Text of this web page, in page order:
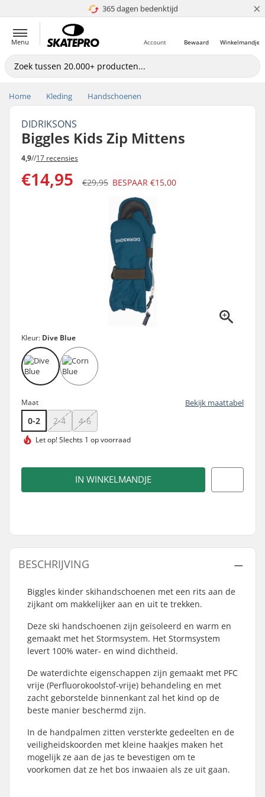
Prijsgarantie
365 dagen bedenktijd
5+ mln. klanten
4.8 van 5 ×
Menu Winkelmandje
Bewaard
Account
Home Kleding Handschoenen
DIDRIKSONS
Biggles Kids Zip Mittens
4,9//17 recensies
€14,95 €29,95 BESPAAR €15,00
Kleur: Dive Blue
Maat Bekijk maattabel
0-2 2-4 4-6
Let op!Slechts 1 op voorraad
IN WINKELMANDJE
BESCHRIJVING
Biggles kinder skihandschoenen met een rits aan de
zijkant om makkelijker aan en uit te trekken.
Deze ski handschoenen zijn geïsoleerd en warm en
gemaakt met het Stormsystem. Het Stormsystem
levert 100% water- en wind dichtheid.
De waterdichte eigenschappen zijn gemaakt met PFC
vrije (Perfluorokoolstof-vrije) behandeling en met
zacht geborstelde binnenkant zal het kind op de
beste manier beschermd zijn.
In de handpalmen zitten versterkte gedeelten en de
veiligheidskoorden met kleine haakjes maken het
mogelijk ze aan de jas te bevestigen om te
voorkomen dat ze het bos inwaaien als ze uit gaan.